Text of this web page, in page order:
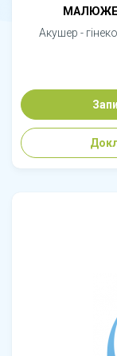
Акушер -